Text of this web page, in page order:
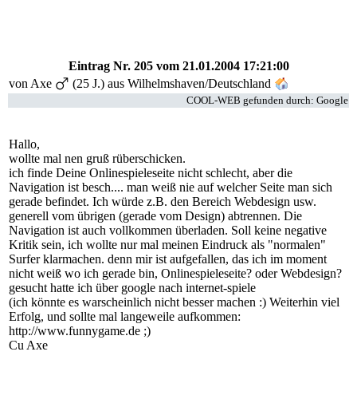
Eintrag Nr. 205vom 21.01.2004 17:21:00
von Axe (25 J.) aus Wilhelmshaven/Deutschland
COOL-WEB gefunden durch: Google
Hallo,
wollte mal nen gruß rüberschicken.
ich finde Deine Onlinespieleseite nicht schlecht, aber die
Navigation ist besch.... man weiß nie auf welcher Seite man sich
gerade befindet. Ich würde z.B. den Bereich Webdesign usw.
generell vom übrigen (gerade vom Design) abtrennen. Die
Navigation ist auch vollkommen überladen. Soll keine negative
Kritik sein, ich wollte nur mal meinen Eindruck als "normalen"
Surfer klarmachen. denn mir ist aufgefallen, das ich im moment
nicht weiß wo ich gerade bin, Onlinespieleseite? oder Webdesign?
gesucht hatte ich über google nach internet-spiele
(ich könnte es warscheinlich nicht besser machen :) Weiterhin viel
Erfolg, und sollte mal langeweile aufkommen:
http://www.funnygame.de ;)
Cu Axe